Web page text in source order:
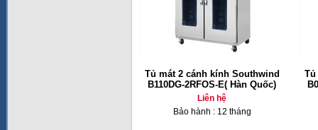
Tủ mát 2 cánh kính Southwind
B110DG-2RFOS-E( Hàn Quốc)
Liên hệ
Bảo hành : 12 tháng
Tủ